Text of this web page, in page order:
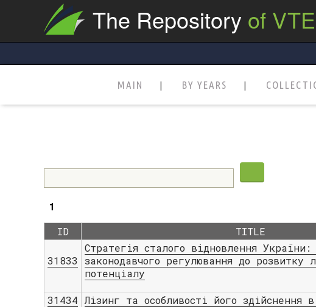
The Repository of
MAIN BY YEARS
1
ID TITLE
31833
Стратегія сталого відновлення України:
законодавчого регулювання до розвитку
потенціалу
31434 Лізинг та особливості його здійснення